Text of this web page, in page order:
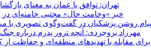
تهران: توافق با عمان به معنای
خبر «وخامت حال» مجتبی خامنه‌ای در
مهرزاد بروجردی: آنچه ترور پدرم درباره
برای مقابله با تهدیدهای منطقه‌ای و حفاظت